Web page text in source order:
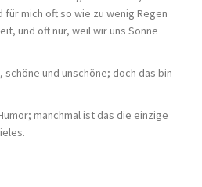
mich oft so wie zu wenig Regen
und oft nur, weil wir uns Sonne
und unschöne; doch das bin
manchmal ist das die einzige